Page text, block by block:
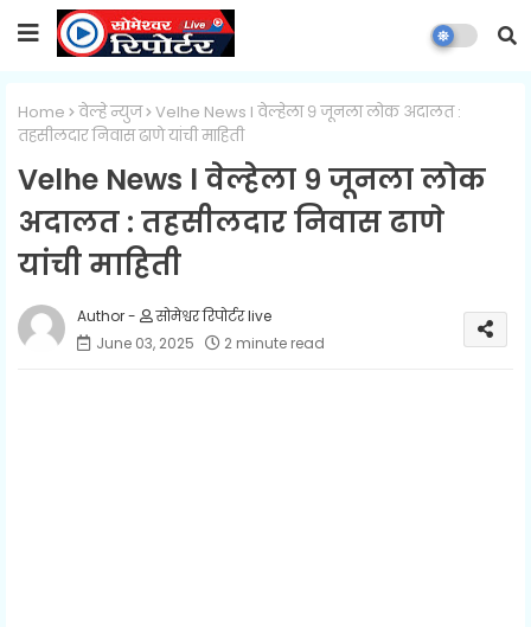
Home वेल्हे न्युज Velhe News l वेल्हेला ९ जूनला लोक अदालत :
तहसीलदार निवास ढाणे यांची माहिती
Velhe News l वेल्हेला ९ जूनला लोक
अदालत : तहसीलदार निवास ढाणे
यांची माहिती
सोमेश्वर रिपोर्टर live
June 03, 2025
2 minute read